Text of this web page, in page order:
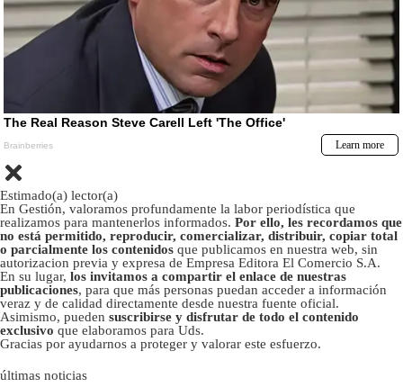
Estimado(a) lector(a)
En Gestión, valoramos profundamente la labor periodística que
realizamos para mantenerlos informados. Por ello, les recordamos que
no está permitido, reproducir, comercializar, distribuir, copiar total
o parcialmente los contenidos que publicamos en nuestra web, sin
autorizacion previa y expresa de Empresa Editora El Comercio S.A.
En su lugar, los invitamos a compartir el enlace de nuestras
publicaciones, para que más personas puedan acceder a información
veraz y de calidad directamente desde nuestra fuente oficial.
Asimismo, pueden suscribirse y disfrutar de todo el contenido
exclusivo que elaboramos para Uds.
Gracias por ayudarnos a proteger y valorar este esfuerzo.
últimas noticias